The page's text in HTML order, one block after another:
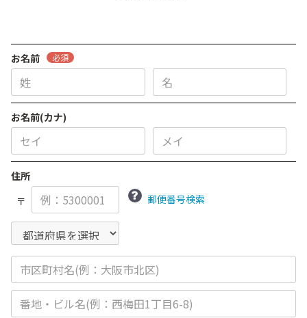
お名前 必須
お名前(カナ)
住所
〒
郵便番号検索